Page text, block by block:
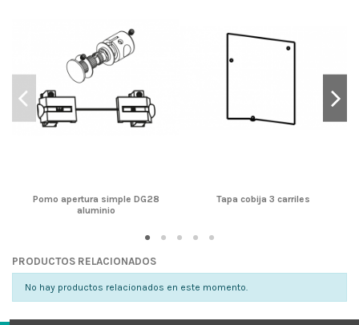
Pomo apertura simple DG28
aluminio
Tapa cobija 3 carriles
PRODUCTOS RELACIONADOS
No hay productos relacionados en este momento.